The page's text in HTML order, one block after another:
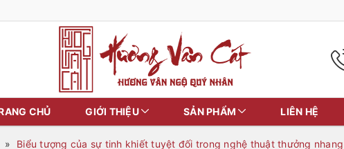
CHỦ GIỚI THIỆU SẢN PHẨM LIÊN HỆ
» Biểu tượng của sự tinh khiết tuyệt đối trong nghệ thuật thưởng